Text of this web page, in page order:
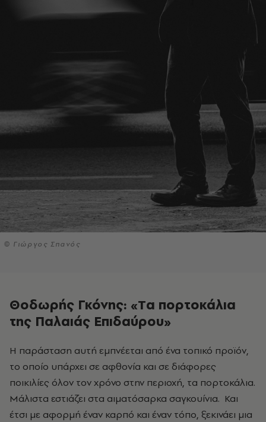
© Γιώργος Σπανός
Θοδωρής Γκόνης: «Tα πορτοκάλια
της Παλαιάς Επιδαύρου»
το οποίο υπάρχει σε αφθονία και σε διάφορες
ποικιλίες όλον τον χρόνο στην περιοχή, τα πορτοκάλια.
Μάλιστα εστιάζει στα αιματόσαρκα σαγκουίνια. Και
έτσι με αφορμή έναν καρπό και έναν τόπο, ξεκινάει μια